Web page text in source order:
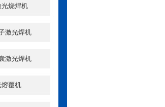
光烧焊机
激光焊机
激光焊机
熔覆机